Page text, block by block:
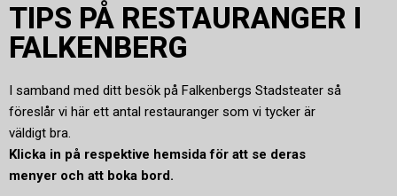
TIPS PÅ RESTAURANGER I
FALKENBERG
I samband med ditt besök på Falkenbergs Stadsteater så
föreslår vi här ett antal restauranger som vi tycker är
väldigt bra.
Klicka in på respektive hemsida för att se deras
menyer och att boka bord.